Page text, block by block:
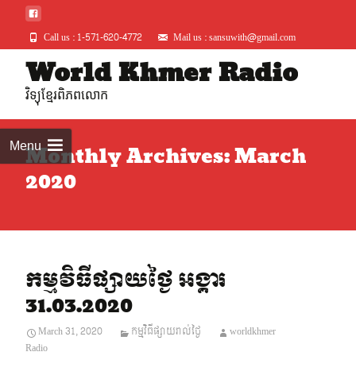
Call us : 1-571-620-4772 Mail us : sansuwith@gmail.com
World Khmer Radio
វិទ្យុខ្មែរពិភពលោក
MenuMonthly Archives: March
2020
កម្មវិធីផ្សាយថ្ងៃ អង្គារ
31.03.2020
March 31, 2020 កម្មវិធីផ្សាយរាល់ថ្ងៃ
worldkhmer
Radio